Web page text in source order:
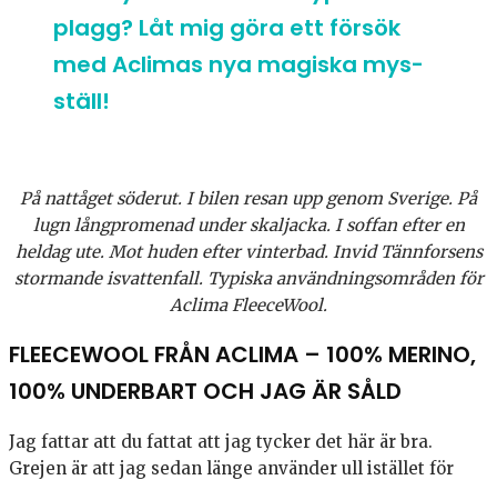
plagg? Låt mig göra ett försök
med Aclimas nya magiska mys-
ställ!
På nattåget söderut. I bilen resan upp genom Sverige. På
lugn långpromenad under skaljacka. I soffan efter en
heldag ute. Mot huden efter vinterbad. Invid Tännforsens
stormande isvattenfall. Typiska användningsområden för
Aclima FleeceWool.
FLEECEWOOL FRÅN ACLIMA – 100% MERINO,
100% UNDERBART OCH JAG ÄR SÅLD
Jag fattar att du fattat att jag tycker det här är bra.
Grejen är att jag sedan länge använder ull istället för